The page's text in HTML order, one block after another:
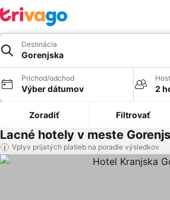
Destinácia
Gorenjska
Príchod/odchod
Výber dátumov 2
Zoradiť Filtrovať
Lacné hotely v meste
Vplyv prijatých platieb na poradie výsledkov